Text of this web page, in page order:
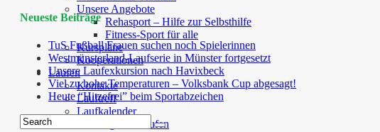
Unsere Angebote
Rehasport – Hilfe zur Selbsthilfe
Fitness-Sport für alle
Kurspläne
Kooperationen
Laufen
Kontakte
Lauftreff
Laufkalender
Kursangebot Laufen
Neueste Beiträge
TuS Fußball Frauen suchen noch Spielerinnen
Westmünsterland-Laufserie in Münster fortgesetzt
Unsere Laufexkursion nach Havixbeck
Viel zu hohe Temperaturen – Volksbank Cup abgesagt!
Heute “Hitzefrei” beim Sportabzeichen